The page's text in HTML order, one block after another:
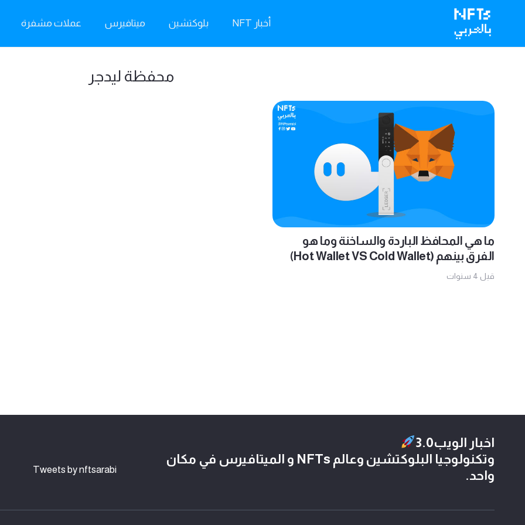
أخبار NFT بلوكتشين ميتافيرس عملات مشفرة
محفظة ليدجر
ما هي المحافظ الباردة والساخنة وما هو
الفرق بينهم (Hot Wallet VS Cold Wallet)
قبل 4 سنوات
اخبار الويب3.0
وتكنولوجيا البلوكتشين وعالم NFTs و الميتافيرس في مكان
واحد.
Tweets by nftsarabi